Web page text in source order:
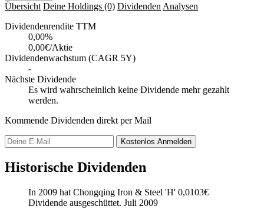
Übersicht Deine Holdings (0) Dividenden Analysen
Dividendenrendite TTM
0,00%
0,00€/Aktie
Dividendenwachstum (CAGR 5Y)
-
Nächste Dividende
Es wird wahrscheinlich keine Dividende mehr gezahlt
werden.
Kommende Dividenden direkt per Mail
Kostenlos Anmelden
Historische Dividenden
In 2009 hat Chongqing Iron & Steel 'H' 0,0103€
Dividende ausgeschüttet. Juli 2009